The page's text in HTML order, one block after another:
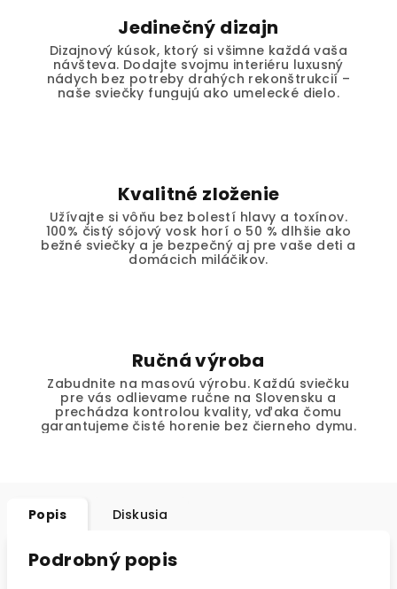
Jedinečný dizajn
Dizajnový kúsok, ktorý si všimne každá vaša
návšteva. Dodajte svojmu interiéru luxusný
nádych bez potreby drahých rekonštrukcií –
naše sviečky fungujú ako umelecké dielo.
Kvalitné zloženie
Užívajte si vôňu bez bolestí hlavy a toxínov.
100% čistý sójový vosk horí o 50 % dlhšie ako
bežné sviečky a je bezpečný aj pre vaše deti a
domácich miláčikov.
Ručná výroba
Zabudnite na masovú výrobu. Každú sviečku
pre vás odlievame ručne na Slovensku a
prechádza kontrolou kvality, vďaka čomu
garantujeme čisté horenie bez čierneho dymu.
Popis Diskusia
Podrobný popis